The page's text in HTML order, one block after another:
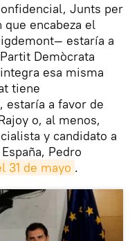
Junts per
encabeza el
estaría a
Demòcrata
esa misma
tiene
estaría a favor de
o, al menos,
y candidato a
Pedro
31 de mayo .